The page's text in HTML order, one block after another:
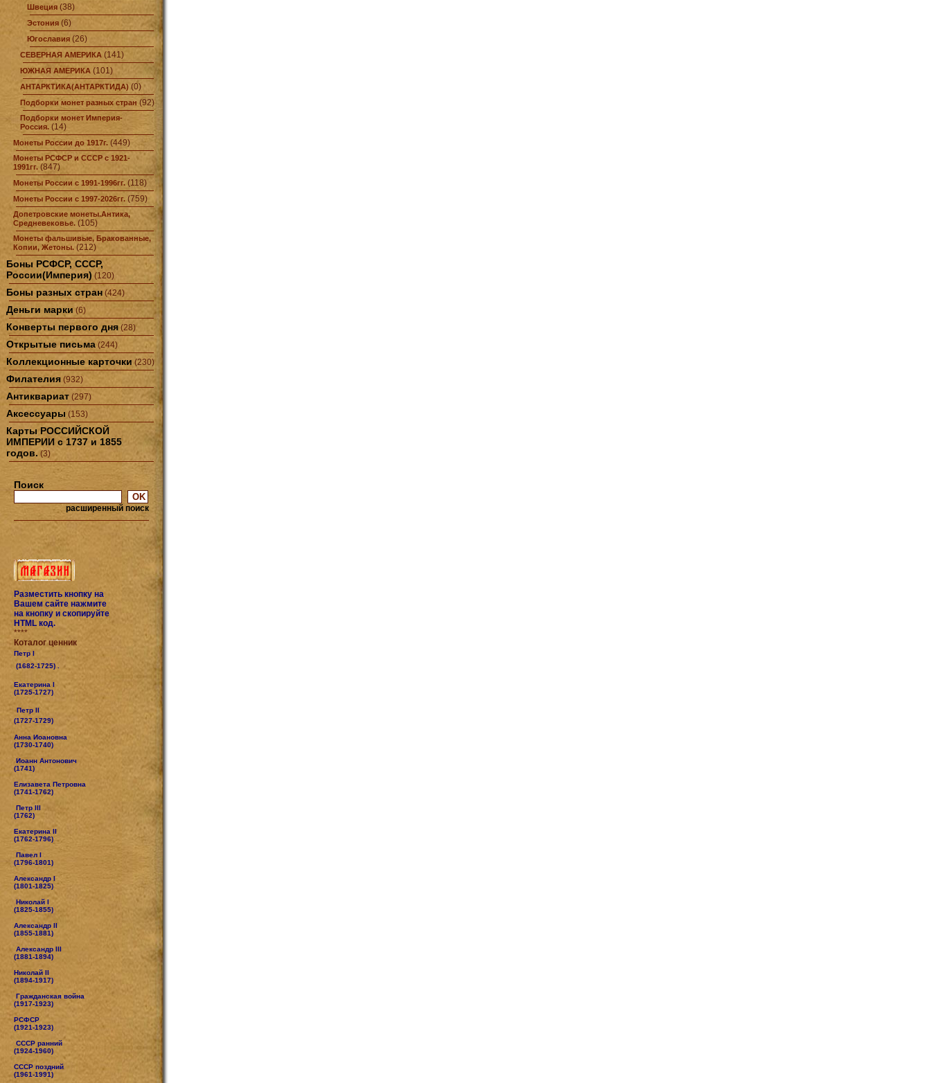
Швеция (38)
Эстония (6)
Югославия (26)
СЕВЕРНАЯ АМЕРИКА (141)
ЮЖНАЯ АМЕРИКА (101)
АНТАРКТИКА(АНТАРКТИДА) (0)
Подборки монет разных стран (92)
Подборки монет Империя-
Россия. (14)
Монеты России до 1917г. (449)
Монеты РСФСР и СССР с 1921-
1991гг. (847)
Монеты России с 1991-1996гг. (118)
Монеты России с 1997-2026гг. (759)
Допетровские монеты.Антика,
Средневековье. (105)
Монеты фальшивые, Бракованные,
Копии, Жетоны. (212)
Боны РСФСР, СССР,
России(Империя) (120)
Боны разных стран (424)
Деньги марки (6)
Конверты первого дня (28)
Открытые письма (244)
Коллекционные карточки (230)
Филателия (932)
Антиквариат (297)
Аксессуары (153)
Карты РОССИЙСКОЙ
ИМПЕРИИ с 1737 и 1855
годов. (3)
Поиск
расширенный поиск
Разместить кнопку на
Вашем сайте нажмите
на кнопку и скопируйте
HTML код.
****
Коталог ценник
Петр I
(1682-1725) .
Екатерина I
(1725-1727)
Петр II
(1727-1729)
Анна Иоановна
(1730-1740)
Иоанн Антонович
(1741)
Елизавета Петровна
(1741-1762)
Петр III
(1762)
Екатерина II
(1762-1796)
Павел I
(1796-1801)
Александр I
(1801-1825)
Николай I
(1825-1855)
Александр II
(1855-1881)
Александр III
(1881-1894)
Николай II
(1894-1917)
Гражданская война
(1917-1923)
РСФСР
(1921-1923)
СССР ранний
(1924-1960)
СССР поздний
(1961-1991)